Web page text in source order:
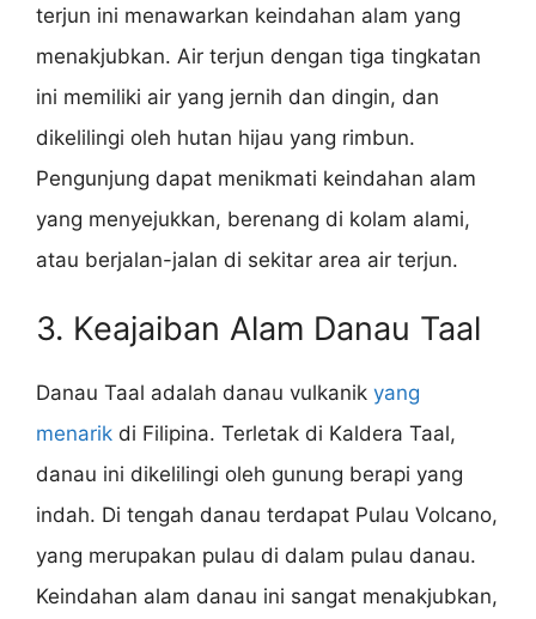
terjun ini menawarkan keindahan alam yang
menakjubkan. Air terjun dengan tiga tingkatan
ini memiliki air yang jernih dan dingin, dan
dikelilingi oleh hutan hijau yang rimbun.
Pengunjung dapat menikmati keindahan alam
yang menyejukkan, berenang di kolam alami,
atau berjalan-jalan di sekitar area air terjun.
3. Keajaiban Alam Danau Taal
Danau Taal adalah danau vulkanik yang
menarik di Filipina. Terletak di Kaldera Taal,
danau ini dikelilingi oleh gunung berapi yang
indah. Di tengah danau terdapat Pulau Volcano,
yang merupakan pulau di dalam pulau danau.
Keindahan alam danau ini sangat menakjubkan,